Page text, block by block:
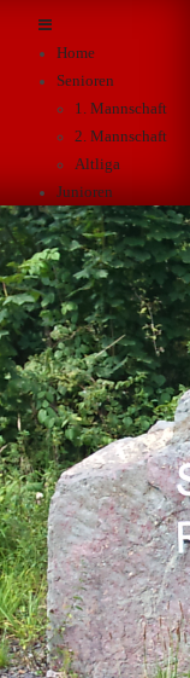
Home
Senioren
1. Mannschaft
2. Mannschaft
Altliga
Junioren
A-Junioren
B-Junioren
C-Junioren
D-Junioren
E-Junioren
F-Junioren
G-Junioren
B-Juniorinnen
C-Juniorinnen
D-Juniorinnen
F+B Kurse
Sportpark
Anfahrt
Vereinsheim
Verein
Der Verein
Vorstand